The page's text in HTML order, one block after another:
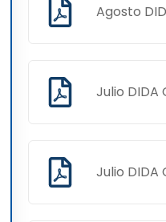
Agosto
Julio DIDA
Julio DIDA